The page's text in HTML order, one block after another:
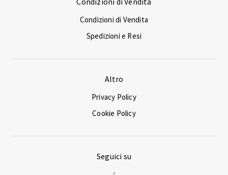
Condizioni di Vendita
Spedizioni e Resi
Altro
Privacy Policy
Cookie Policy
Seguici su